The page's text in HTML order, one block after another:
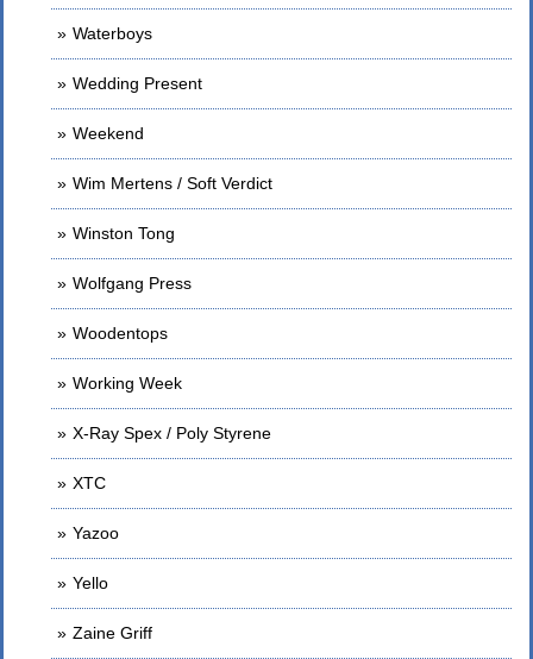
Waterboys
Wedding Present
Weekend
Wim Mertens / Soft Verdict
Winston Tong
Wolfgang Press
Woodentops
Working Week
X-Ray Spex / Poly Styrene
XTC
Yazoo
Yello
Zaine Griff